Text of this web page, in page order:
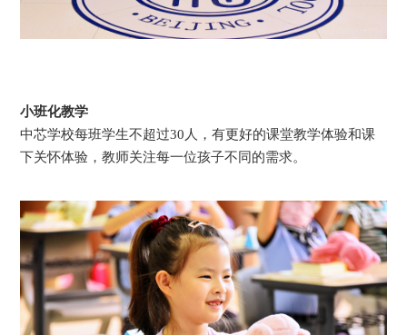
小班化教学
中芯学校每班学生不超过30人，有更好的课堂教学体验和课
下关怀体验，教师关注每一位孩子不同的需求。